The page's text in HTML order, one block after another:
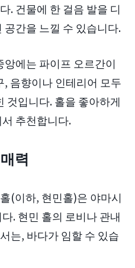
. 건물에 한 걸음 발을 디
간을 느낄 수 있습니다.
에는 파이프 오르간이
음향이나 인테리어 모두
것입니다. 홀을 좋아하게
추천합니다.
력
(이하, 현민홀)은 야마시
. 현민 홀의 로비나 관내
는, 바다가 임할 수 있습